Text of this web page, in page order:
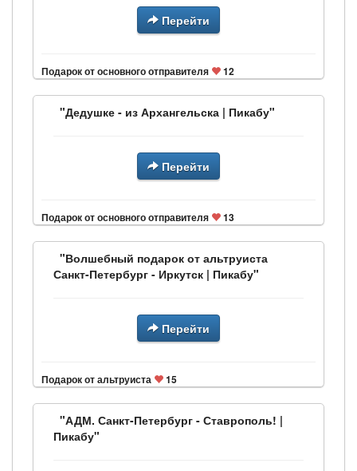
Перейти
Подарок от основного отправителя 12
"Дедушке - из Архангельска | Пикабу"
Перейти
Подарок от основного отправителя 13
"Волшебный подарок от альтруиста
Санкт-Петербург - Иркутск | Пикабу"
Перейти
Подарок от альтруиста 15
"АДМ. Санкт-Петербург - Ставрополь! |
Пикабу"